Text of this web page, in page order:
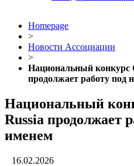
Homepage
>
Новости Ассоциации
>
Национальный конкурс
продолжает работу под
Национальный
Russia продолжает
именем
16.02.2026